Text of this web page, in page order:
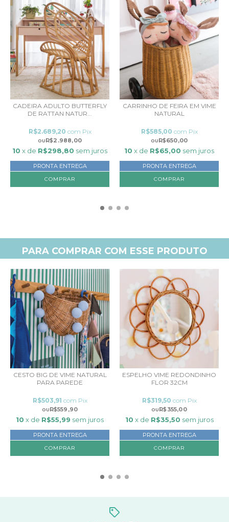
CADEIRA ADULTO BUTTERFLY
DE RATTAN NATUR...
R$2.988,00
R$2.689,20 com Pix
10 x de R$298,80 sem juros
PRONTA ENTREGA
CARRINHO DE FEIRA EM VIME
NATURAL
R$650,00
R$585,00 com Pix
10 x de R$65,00 sem juros
PRONTA ENTREGA
PARA COMPRAR COM ESSE PRODUTO
CESTO BIG DE VIME NATURAL
PARA PAREDE
R$559,90
R$503,91 com Pix
10 x de R$55,99 sem juros
PRONTA ENTREGA
ESPELHO VIME REDONDINHO
FLOR 32CM
R$355,00
R$319,50 com Pix
10 x de R$35,50 sem juros
PRONTA ENTREGA